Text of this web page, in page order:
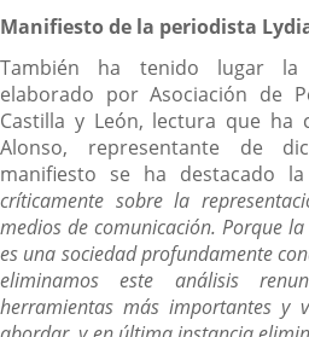
Manifiesto de la periodista
También ha tenido lugar la
elaborado por Asociación de
Castilla y León, lectura que ha
Alonso, representante de
manifiesto se ha destacado
críticamente sobre la
medios de comunicación. Porque
es una sociedad profundamente
eliminamos este análisis
herramientas más importantes y